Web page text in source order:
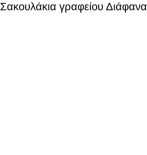
Σακουλάκια γραφείου Διάφανα